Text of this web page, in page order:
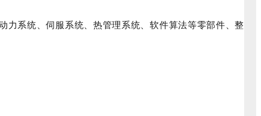
系统、伺服系统、热管理系统、软件算法等零部件、整